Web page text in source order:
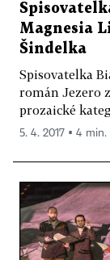
Magnesia
Šindelka
Spisovatelka
román Jezero
prozaické
5. 4. 2017 ▪ 4